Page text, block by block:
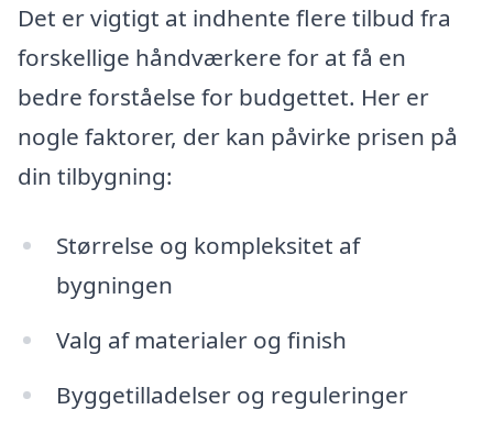
Det er vigtigt at indhente flere tilbud fra
forskellige håndværkere for at få en
bedre forståelse for budgettet. Her er
nogle faktorer, der kan påvirke prisen på
din tilbygning:
Størrelse og kompleksitet af
bygningen
Valg af materialer og finish
Byggetilladelser og reguleringer